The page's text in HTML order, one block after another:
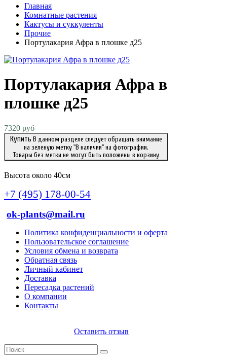
Главная
Комнатные растения
Кактусы и суккуленты
Прочие
Портулакария Афра в плошке д25
Портулакария Афра в
плошке д25
7320 руб
Купить В данном разделе следует обращать внимание
на зеленую метку "В наличии" на фотографии.
Товары без метки не могут быть положены в корзину
Высота около 40см
+7 (495) 178-00-54
ok-plants@mail.ru
Политика конфиденциальности и оферта
Пользовательское соглашение
Условия обмена и возврата
Обратная связь
Личный кабинет
Доставка
Пересадка растений
О компании
Контакты
Оставить отзыв